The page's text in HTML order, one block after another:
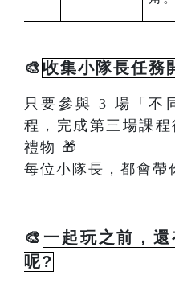
🎨收集小隊長任務
只要參與 3 場「不
程，完成第三場課
禮物 🎁
每位小隊長，都會帶
🎨 一起玩之前，
呢?